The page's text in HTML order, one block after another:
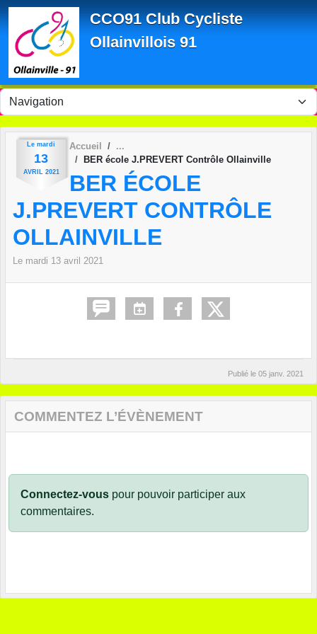
CCO91 Club Cycliste
Ollainvillois 91
Le mardi
13
AVRIL 2021
Accueil
BER école J.PREVERT Contrôle Ollainville
BER ÉCOLE
J.PREVERT CONTRÔLE
OLLAINVILLE
Le mardi 13 avril 2021
Publié le 05 janv. 2021
COMMENTEZ L’ÉVÈNEMENT
Connectez-vous pour pouvoir participer aux
commentaires.
Panneau de gestion des cookies